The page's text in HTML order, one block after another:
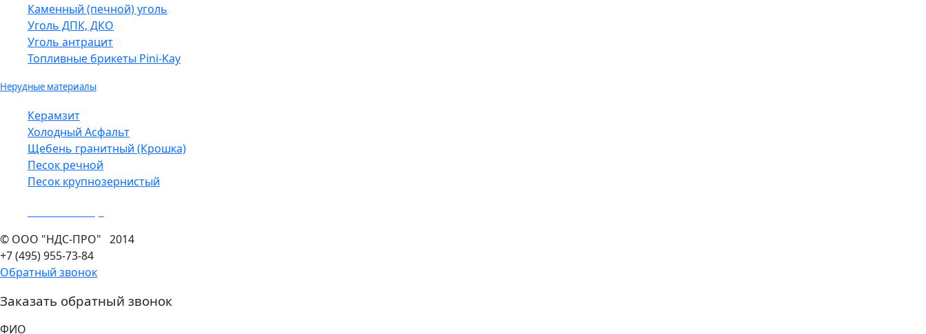
Каменный (печной) уголь
Уголь ДПК, ДКО
Уголь антрацит
Топливные брикеты Pini-Kay
Нерудные материалы
Керамзит
Холодный Асфальт
Щебень гранитный (Крошка)
Песок речной
Песок крупнозернистый
© ООО "НДС-ПРО" 2014
+7 (495)955-73-84
Обратный звонок
Заказать обратный звонок
ФИО